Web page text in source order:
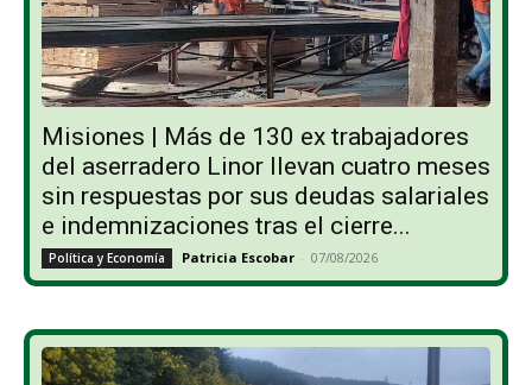
Misiones | Más de 130 ex trabajadores
del aserradero Linor llevan cuatro meses
sin respuestas por sus deudas salariales
e indemnizaciones tras el cierre...
Política y Economía Patricia Escobar - 07/08/2026